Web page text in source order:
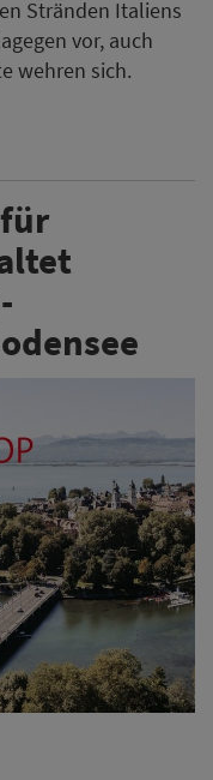
Stränden Italiens
vor, auch
wehren sich.